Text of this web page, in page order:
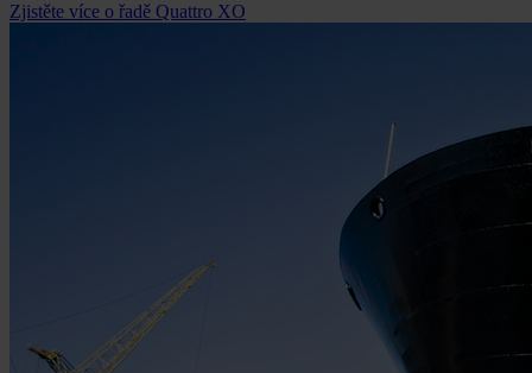
Zjistěte více o řadě Quattro XO